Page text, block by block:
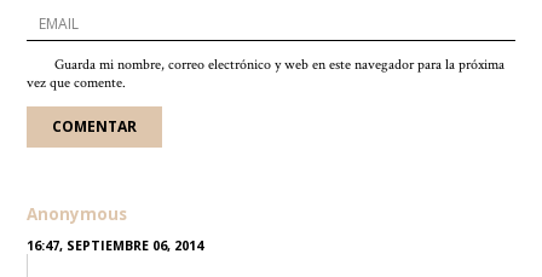
Guarda mi nombre, correo electrónico y web en este navegador para la próxima
vez que comente.
Anonymous
16:47, SEPTIEMBRE 06, 2014